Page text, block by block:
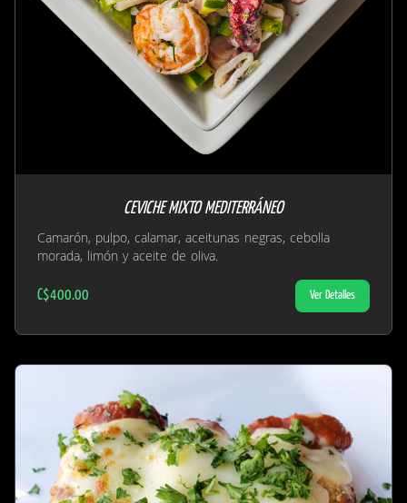
CEVICHE MIXTO MEDITERRÁNEO
Camarón, pulpo, calamar, aceitunas negras, cebolla
morada, limón y aceite de oliva.
C$400.00 Ver Detalles